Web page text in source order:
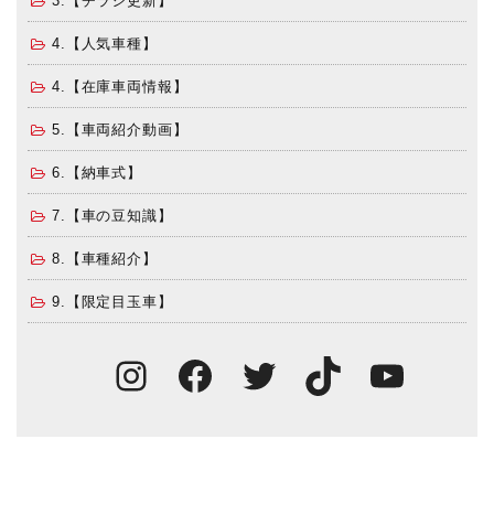
4.【人気車種】
4.【在庫車両情報】
5.【車両紹介動画】
6.【納車式】
7.【車の豆知識】
8.【車種紹介】
9.【限定目玉車】
Instagram
Facebook
TwitterTikTok